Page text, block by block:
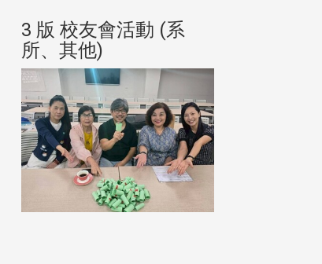
3 版 校友會活動 (系
所、其他)